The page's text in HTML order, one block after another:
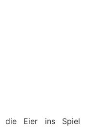
die Eier ins Spiel